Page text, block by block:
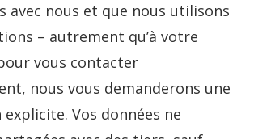
avec nous et que nous utilisons
– autrement qu’à votre
vous contacter
nous vous demanderons une
Vos données ne